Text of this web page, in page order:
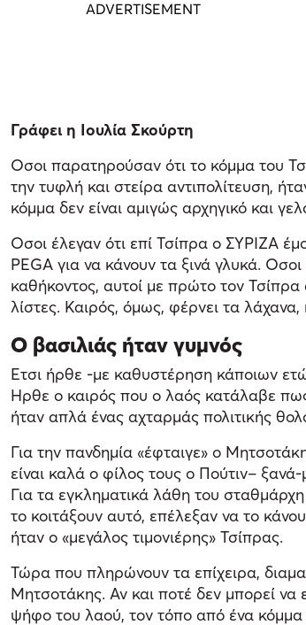
Γράφει η Ιουλία Σκούρτη
Οσοι παρατηρούσαν ότι το κόμμα του
την τυφλή και στείρα αντιπολίτευση,
κόμμα δεν είναι αμιγώς αρχηγικό και
Οσοι έλεγαν ότι επί Τσίπρα ο ΣΥΡΙΖΑ
PEGA για να κάνουν τα ξινά γλυκά.
καθήκοντος, αυτοί με πρώτο τον Τσίπρα
λίστες. Καιρός, όμως, φέρνει τα
Ο βασιλιάς ήταν γυμνός
Ετσι ήρθε -με καθυστέρηση κάποιων
Ηρθε ο καιρός που ο λαός κατάλαβε
ήταν απλά ένας αχταρμάς πολιτικής
Για την πανδημία «έφταιγε» ο
είναι καλά ο φίλος τους ο Πούτιν–
Για τα εγκληματικά λάθη του
το κοιτάξουν αυτό, επέλεξαν να το
ήταν ο «μεγάλος τιμονιέρης» Τσίπρας.
Τώρα που πληρώνουν τα επίχειρα,
Μητσοτάκης. Αν και ποτέ δεν μπορεί να
ψήφο του λαού, τον τόπο από ένα κόμμα